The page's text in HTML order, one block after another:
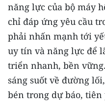
Trung du và miền núi
Đồng bằng sông Hồng
Bắc Trung Bộ
Duyên hải Nam Trung
Nguyên
năng lực của bộ máy
chỉ đáp ứng yêu cầu
phải nhấn mạnh tới
uy tín và năng lực để
triển nhanh, bền
sáng suốt về đường
bén trong dự báo, tiên